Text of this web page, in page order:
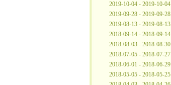
2019-10-04 - 2019-10-04
2019-09-28 - 2019-09-28
2019-08-13 - 2019-08-13
2018-09-14 - 2018-09-14
2018-08-03 - 2018-08-30
2018-07-05 - 2018-07-27
2018-06-01 - 2018-06-29
2018-05-05 - 2018-05-25